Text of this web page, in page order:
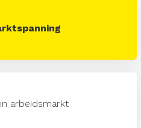
arbeidsmarkt